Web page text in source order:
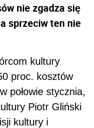
nie zgadza się
sprzeciw ten nie
kultury
proc. kosztów
połowie stycznia,
Piotr Gliński
kultury i